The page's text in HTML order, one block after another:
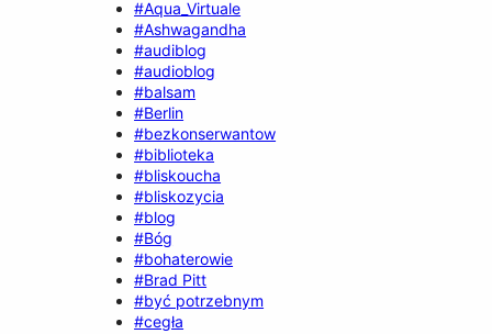
#Aqua_Virtuale
#Ashwagandha
#audiblog
#audioblog
#balsam
#Berlin
#bezkonserwantow
#biblioteka
#bliskoucha
#bliskozycia
#blog
#Bóg
#bohaterowie
#Brad Pitt
#być potrzebnym
#cegła